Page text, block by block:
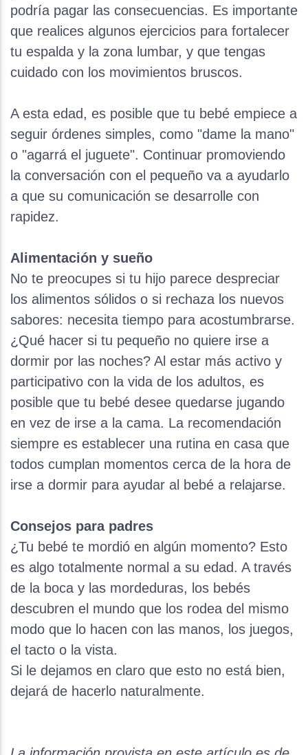
podría pagar las consecuencias. Es importante
que realices algunos ejercicios para fortalecer
tu espalda y la zona lumbar, y que tengas
cuidado con los movimientos bruscos.
A esta edad, es posible que tu bebé empiece a
seguir órdenes simples, como "dame la mano"
o "agarrá el juguete". Continuar promoviendo
la conversación con el pequeño va a ayudarlo
a que su comunicación se desarrolle con
rapidez.
Alimentación y sueño
No te preocupes si tu hijo parece despreciar
los alimentos sólidos o si rechaza los nuevos
sabores: necesita tiempo para acostumbrarse.
¿Qué hacer si tu pequeño no quiere irse a
dormir por las noches? Al estar más activo y
participativo con la vida de los adultos, es
posible que tu bebé desee quedarse jugando
en vez de irse a la cama. La recomendación
siempre es establecer una rutina en casa que
todos cumplan momentos cerca de la hora de
irse a dormir para ayudar al bebé a relajarse.
Consejos para padres
¿Tu bebé te mordió en algún momento? Esto
es algo totalmente normal a su edad. A través
de la boca y las mordeduras, los bebés
descubren el mundo que los rodea del mismo
modo que lo hacen con las manos, los juegos,
el tacto o la vista.
Si le dejamos en claro que esto no está bien,
dejará de hacerlo naturalmente.